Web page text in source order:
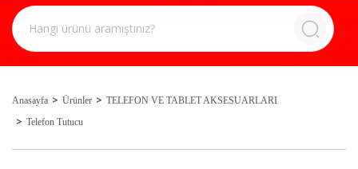
Anasayfa Ürünler
TELEFON VE TABLET AKSESUARLARI
Telefon Tutucu